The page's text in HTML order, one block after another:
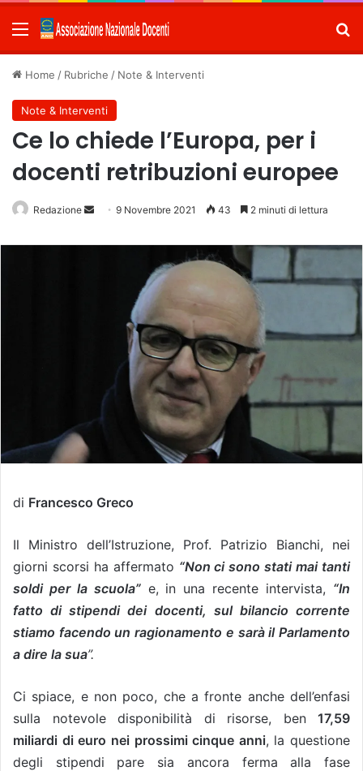
Menu
Home / Rubriche / Note & Interventi
Note & Interventi
Ce lo chiede l’Europa, per i
docenti retribuzioni europee
Redazione
Invia 9 Novembre 2021 43 2 minuti di lettura
di Francesco Greco
Il Ministro dell’Istruzione, Prof. Patrizio Bianchi, nei
giorni scorsi ha affermato “Non ci sono stati mai tanti
soldi per la scuola”e, in una recente intervista, “In
fatto di stipendi dei docenti, sul bilancio corrente
stiamo facendo un ragionamento e sarà il Parlamento
a dire la sua”.
Ci spiace, e non poco, che a fronte anche dell’enfasi
sulla notevole disponibilità di risorse, ben 17,59
miliardi di euro nei prossimi cinque anni, la questione
degli stipendi pare sia ancora ferma alla fase